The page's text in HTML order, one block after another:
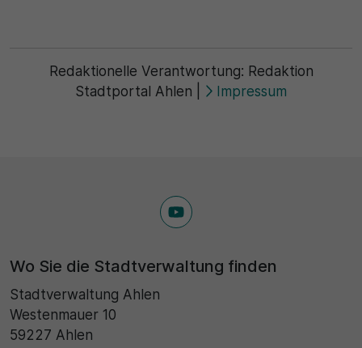
Redaktionelle Verantwortung: Redaktion
Stadtportal Ahlen
Impressum
Wo Sie die Stadtverwaltung finden
Stadtverwaltung Ahlen
Westenmauer 10
59227 Ahlen